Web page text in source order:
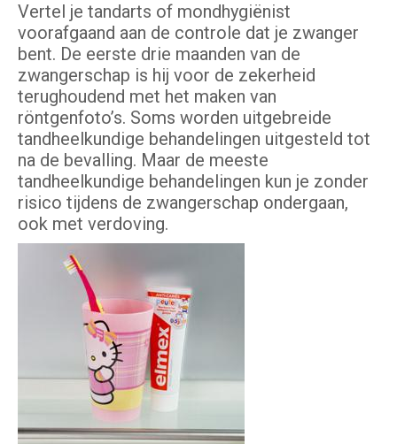
Vertel je tandarts of mondhygiënist
voorafgaand aan de controle dat je zwanger
bent. De eerste drie maanden van de
zwangerschap is hij voor de zekerheid
terughoudend met het maken van
röntgenfoto’s. Soms worden uitgebreide
tandheelkundige behandelingen uitgesteld tot
na de bevalling. Maar de meeste
tandheelkundige behandelingen kun je zonder
risico tijdens de zwangerschap ondergaan,
ook met verdoving.